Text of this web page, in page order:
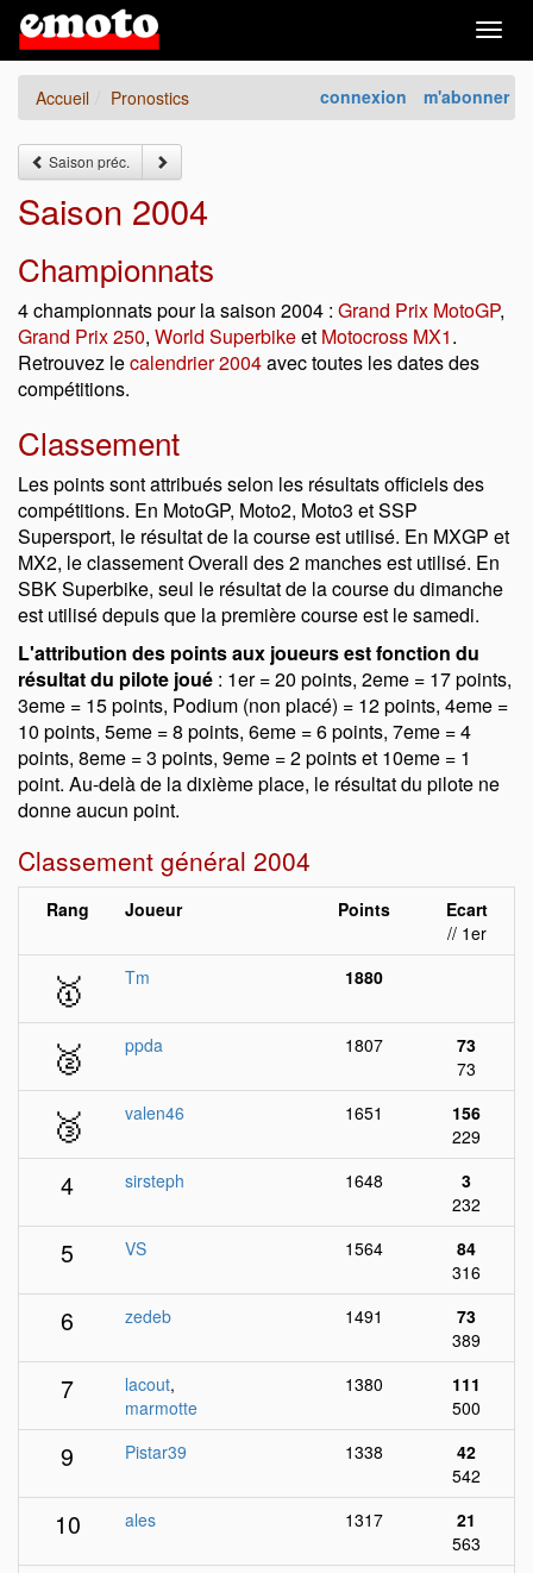
connexion m'abonner
Accueil Pronostics
Saison préc.
Saison 2004
Championnats
4 championnats pour la saison 2004 : Grand Prix MotoGP,
Grand Prix 250, World Superbikeet Motocross MX1.
Retrouvez lecalendrier 2004avec toutes les dates des
compétitions.
Classement
Les points sont attribués selon les résultats officiels des
compétitions. En MotoGP, Moto2, Moto3 et SSP
Supersport, le résultat de la course est utilisé. En MXGP et
MX2, le classement Overall des 2 manches est utilisé. En
SBK Superbike, seul le résultat de la course du dimanche
est utilisé depuis que la première course est le samedi.
L'attribution des points aux joueurs est fonction du
résultat du pilote joué : 1er = 20 points, 2eme = 17 points,
3eme = 15 points, Podium (non placé) = 12 points, 4eme =
10 points, 5eme = 8 points, 6eme = 6 points, 7eme = 4
points, 8eme = 3 points, 9eme = 2 points et 10eme = 1
point. Au-delà de la dixième place, le résultat du pilote ne
donne aucun point.
Classement général 2004
Rang Joueur Points
Ecart
// 1er
🥇 Tm 1880
🥈 ppda 1807
73
73
🥉 valen46 1651
156
229
4 sirsteph 1648
3
232
5 VS 1564
84
316
6 zedeb 1491
73
389
7 lacout,
marmotte
1380
111
500
9 Pistar39 1338
42
542
10 ales 1317
21
563